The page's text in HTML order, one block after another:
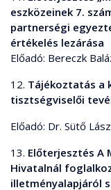
eszközeinek 7.
partnerségi
értékelés lezárása
Előadó: Bereczk
12. Tájékoztatás a
tisztségviselői
Előadó: Dr. Sütő
13. Előterjesztés A
Hivatalnál
illetményalapjáról